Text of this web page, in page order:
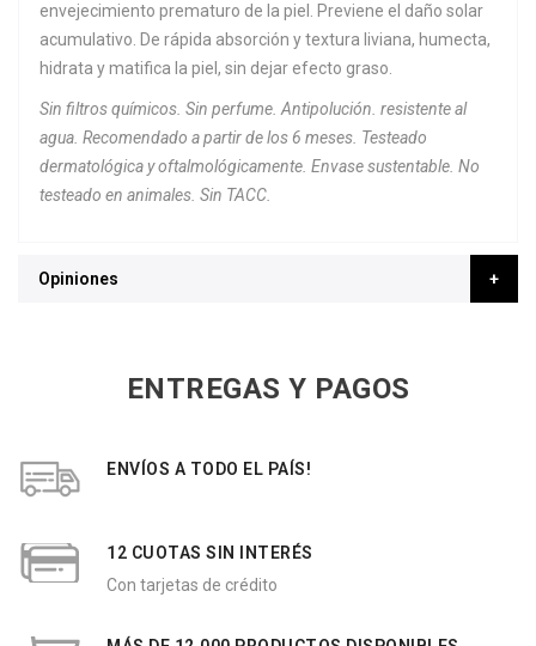
envejecimiento prematuro de la piel. Previene el daño solar
acumulativo. De rápida absorción y textura liviana, humecta,
hidrata y matifica la piel, sin dejar efecto graso.
Sin filtros químicos. Sin perfume. Antipolución. resistente al
agua. Recomendado a partir de los 6 meses. Testeado
dermatológica y oftalmológicamente. Envase sustentable. No
testeado en animales. Sin TACC.
Opiniones
ENTREGAS Y PAGOS
ENVÍOS A TODO EL PAÍS!
12 CUOTAS SIN INTERÉS
Con tarjetas de crédito